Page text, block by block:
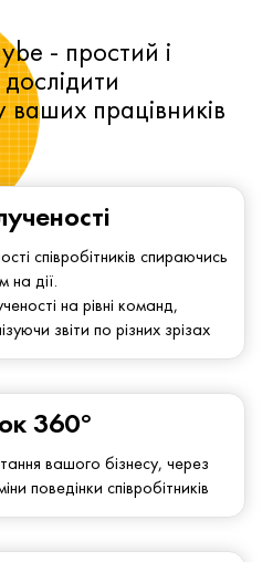
співробітників спираючись
на дії.
на рівні команд,
звіти по різних зрізах
360°
вашого бізнесу, через
поведінки співробітників
- простий і
ваших працівників